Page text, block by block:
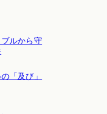
ルから守
「及び」